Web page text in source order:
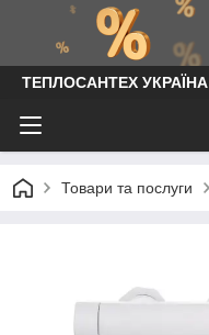
ТЕПЛОСАНТЕХ УКРАЇНА
Товари та послуги